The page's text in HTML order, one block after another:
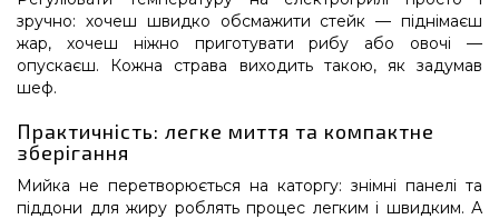
зручно: хочеш швидко обсмажити стейк — піднімаєш
жар, хочеш ніжно приготувати рибу або овочі —
опускаєш. Кожна страва виходить такою, як задумав
шеф.
Практичність: легке миття та компактне
зберігання
Мийка не перетворюється на каторгу: знімні панелі та
піддони для жиру роблять процес легким і швидким. А